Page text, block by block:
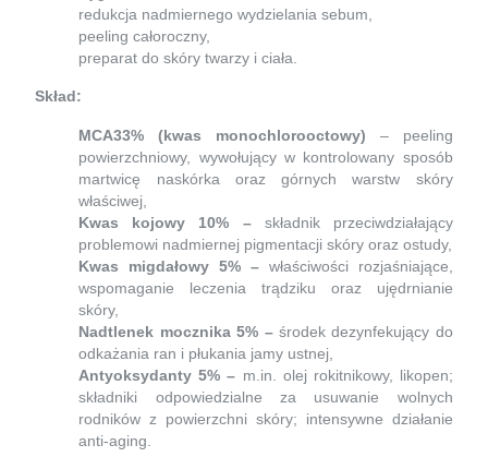
redukcja nadmiernego wydzielania sebum,
peeling całoroczny,
preparat do skóry twarzy i ciała.
Skład:
MCA33% (kwas monochlorooctowy) – peeling
powierzchniowy, wywołujący w kontrolowany sposób
martwicę naskórka oraz górnych warstw skóry
właściwej,
Kwas kojowy 10% – składnik przeciwdziałający
problemowi nadmiernej pigmentacji skóry oraz ostudy,
Kwas migdałowy 5% – właściwości rozjaśniające,
wspomaganie leczenia trądziku oraz ujędrnianie
skóry,
Nadtlenek mocznika 5% – środek dezynfekujący do
odkażania ran i płukania jamy ustnej,
Antyoksydanty 5% – m.in. olej rokitnikowy, likopen;
składniki odpowiedzialne za usuwanie wolnych
rodników z powierzchni skóry; intensywne działanie
anti-aging.